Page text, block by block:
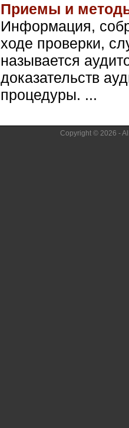
Приемы и
Информация,
ходе проверки,
называется
доказательств
процедуры. ...
Copyright © 2026 -